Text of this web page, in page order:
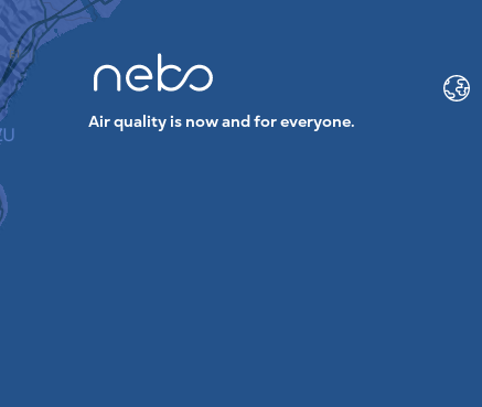
Air quality is now and for everyone.